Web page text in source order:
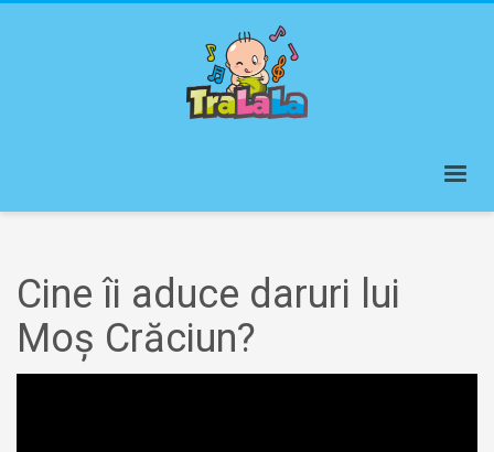
Cine îi aduce daruri lui
Moș Crăciun?